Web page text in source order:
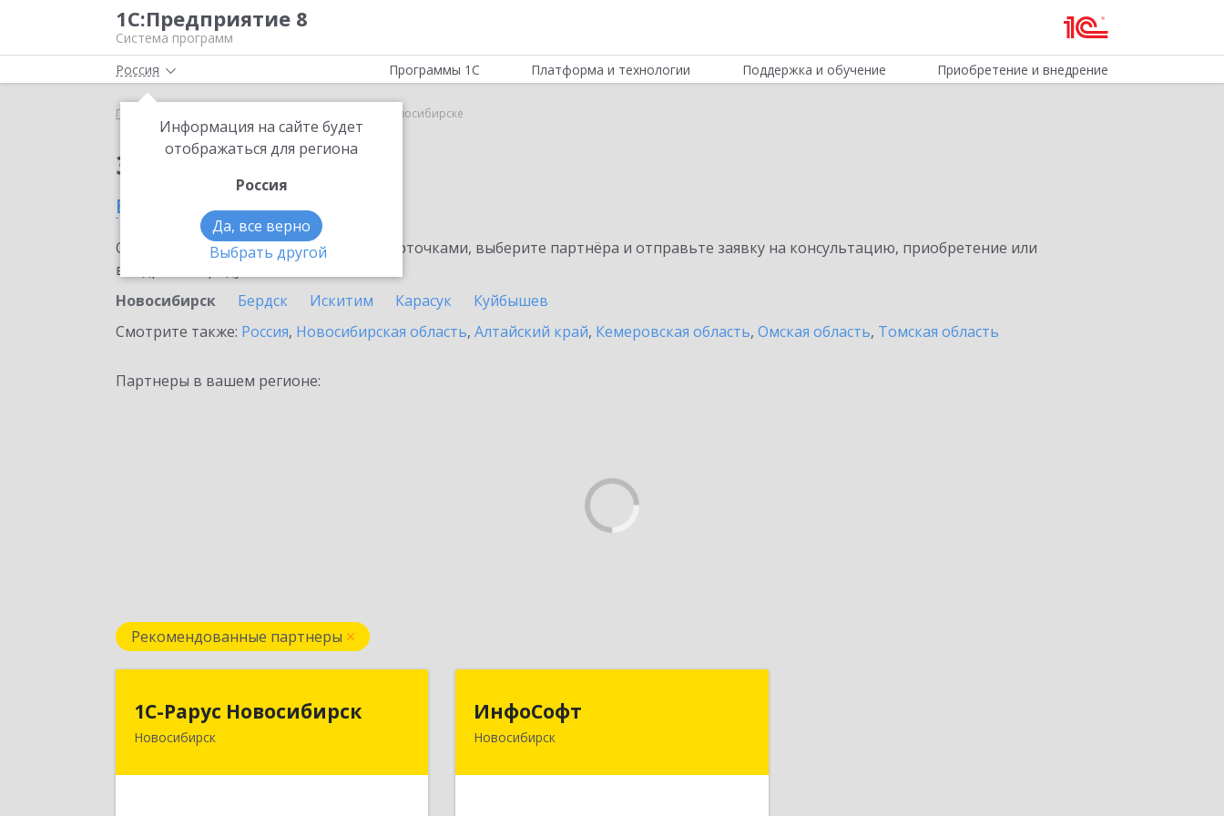
1С:Предприятие 8
Система программ
Россия
Информация на сайте будет
отображаться для региона
Россия
Да, все верно
Выбрать другой
Программы 1С Платформа и технологии Поддержка и обучение Приобретение и внедрение
Главная 1С-ЭДО в Новосибирске
Заказать 1С-ЭДО
в Новосибирске
Ознакомьтесь с информационными карточками, выберите партнёра и отправьте заявку на консультацию, приобретение или
внедрение продукта.
Новосибирск
Бердск Искитим Карасук
Куйбышев
Смотрите также: Россия, Новосибирская область, Алтайский край, Кемеровская область, Омская область, Томская область
Партнеры в вашем регионе:
Рекомендованные партнеры
1С-Рарус Новосибирск
Новосибирск
1С-Рарус Новосибирск
630015, Новосибирская обл,
ИнфоСофт
Новосибирск630091, Новосибирская обл,